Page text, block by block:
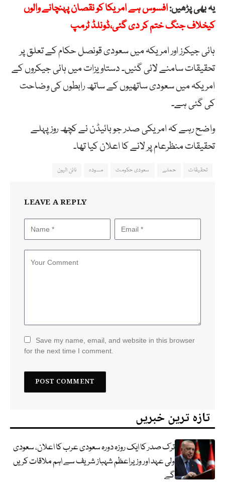
یہ بھی پڑھیں:افسوس ہے امریکا کو نقصان پہنچانے والوں
کیخلاف جنگ ختم کر دی گئی،ڈونلڈ ٹرمپ
ہائی جیکرز اور امریکہ میں سعودی قونصل حکام کے تعلق پر
تحقیقات سامنے لائی گئیں۔ دستاویزات میں ہائی جیکروں کے
امریکہ میں سعودی ساتھیوں کے ساتھ رابطوں کی وضاحت
کی گئی ہے۔
واضح رہے کہ امریکی صدر جو بائیڈن نے کچھ روز پہلے
تحقیقات منظرعام پر لانے کا اعلان کیا تھا۔
تحقیقات حملے سعودی حکومت مسودہ نائن الیون
LEAVE A REPLY
Save my name, email, and website in this browser
for the next time I comment.
تازہ ترین خبریں
ترک صدر کا ایک روزہ دورہ سعودی عرب کا اعلان، سعودی
ولی عہد اور وزیراعظم شہباز شریف سے اہم ملاقات کریں
گے